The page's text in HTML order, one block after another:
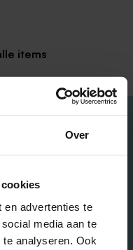
Over
en advertenties te
media aan te
analyseren. Ook
items